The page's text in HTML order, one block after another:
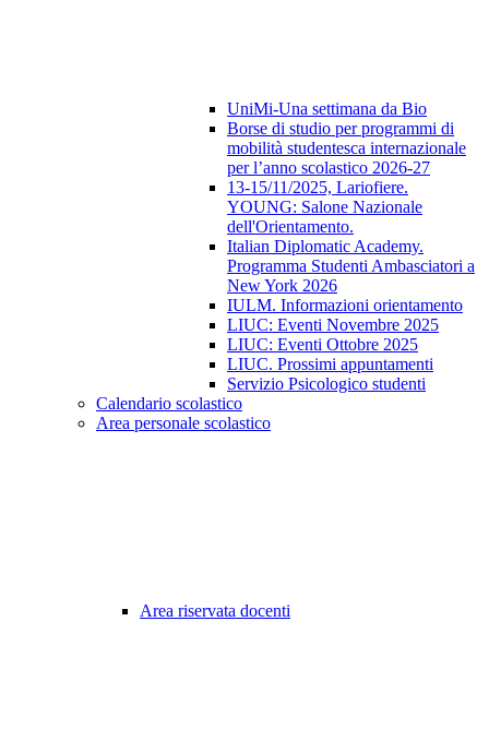
UniMi-Una settimana da Bio
Borse di studio per programmi di
mobilità studentesca internazionale
per l’anno scolastico 2026-27
13-15/11/2025, Lariofiere.
YOUNG: Salone Nazionale
dell'Orientamento.
Italian Diplomatic Academy.
Programma Studenti Ambasciatori a
New York 2026
IULM. Informazioni orientamento
LIUC: Eventi Novembre 2025
LIUC: Eventi Ottobre 2025
LIUC. Prossimi appuntamenti
Servizio Psicologico studenti
Calendario scolastico
Area personale scolastico
Area riservata docenti